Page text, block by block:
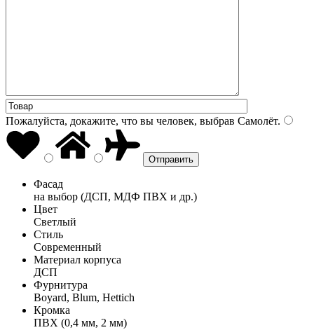
Пожалуйста, докажите, что вы человек, выбрав Самолёт.
Фасад
на выбор (ДСП, МДФ ПВХ и др.)
Цвет
Светлый
Стиль
Современный
Материал корпуса
ДСП
Фурнитура
Boyard, Blum, Hettich
Кромка
ПВХ (0,4 мм, 2 мм)